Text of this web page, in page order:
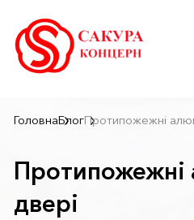
ГоловнаБлогПротипожежні
Протипожежні
двері